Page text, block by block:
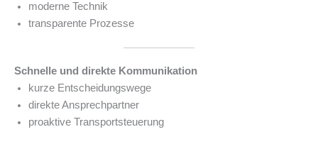
moderne Technik
transparente Prozesse
Schnelle und direkte Kommunikation
kurze Entscheidungswege
direkte Ansprechpartner
proaktive Transportsteuerung